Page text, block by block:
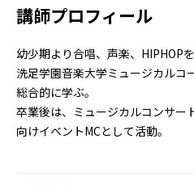
講師プロフィール
幼少期より合唱、声楽、HIPHOPを
洗足学園音楽大学ミュージカルコ
総合的に学ぶ。
卒業後は、ミュージカルコンサー
向けイベントMCとして活動。